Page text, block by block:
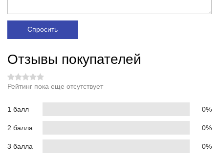
Спросить
Отзывы покупателей
Рейтинг пока еще отсутствует
1 балл 0%
2 балла 0%
3 балла 0%